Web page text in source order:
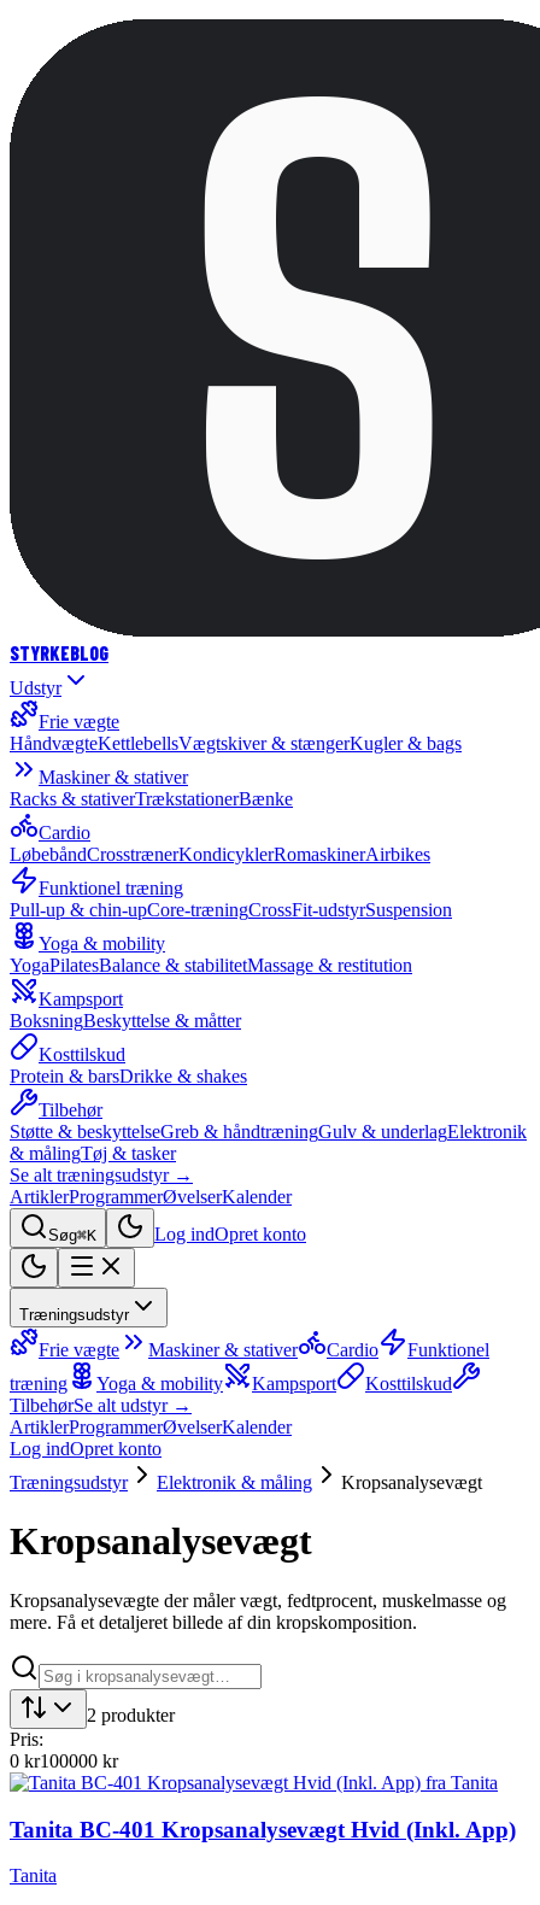
STYRKEBLOG
Udstyr
Frie vægte
HåndvægteKettlebellsVægtskiver & stængerKugler & bags
Maskiner & stativer
Racks & stativerTrækstationerBænke
Cardio
LøbebåndCrosstrænerKondicyklerRomaskinerAirbikes
Funktionel træning
Pull-up & chin-upCore-træningCrossFit-udstyrSuspension
Yoga & mobility
YogaPilatesBalance & stabilitetMassage & restitution
Kampsport
BoksningBeskyttelse & måtter
Kosttilskud
Protein & barsDrikke & shakes
Tilbehør
Støtte & beskyttelseGreb & håndtræningGulv & underlagElektronik
& målingTøj & tasker
Se alt træningsudstyr →
ArtiklerProgrammerØvelserKalender
Søg⌘K Log indOpret konto
Træningsudstyr
Frie vægte Maskiner & stativer Cardio
Funktionel
træning
Yoga & mobility Kampsport
Kosttilskud
TilbehørSe alt udstyr →
ArtiklerProgrammerØvelserKalender
Log indOpret konto
Træningsudstyr
Elektronik & måling Kropsanalysevægt
Kropsanalysevægt
Kropsanalysevægte der måler vægt, fedtprocent, muskelmasse og
mere. Få et detaljeret billede af din kropskomposition.
2 produkter
Pris:
0 kr100000 kr
Tanita BC-401 Kropsanalysevægt Hvid (Inkl. App)
Tanita